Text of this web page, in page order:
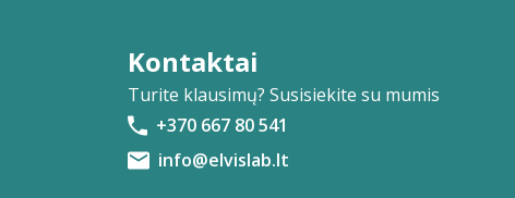
Kontaktai
Turite klausimų? Susisiekite su mumis
+370 667 80 541
info@elvislab.lt